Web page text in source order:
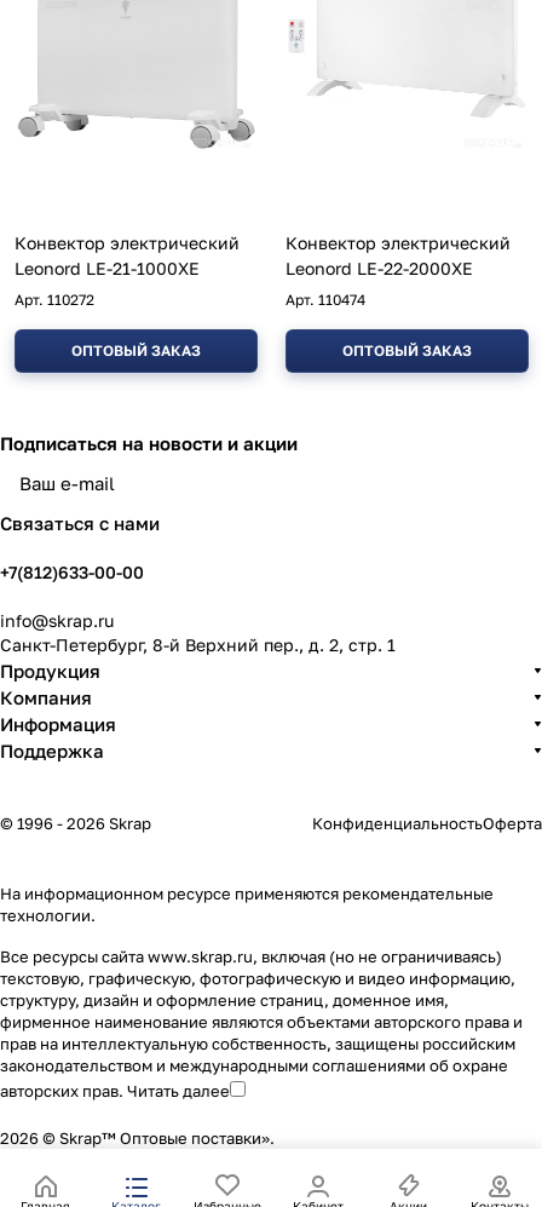
Конвектор электрический
Leonord LE-21-1000XE
Арт. 110272
ОПТОВЫЙ ЗАКАЗ
Конвектор электрический
Leonord LE-22-2000XE
Арт. 110474
ОПТОВЫЙ ЗАКАЗ
Подписаться на новости и акции
Связаться с нами
+7(812)633-00-00
info@skrap.ru
Санкт-Петербург, 8-й Верхний пер., д. 2, стр. 1
Продукция
Компания
Информация
Поддержка
© 1996 - 2026 Skrap КонфиденциальностьОферта
На информационном ресурсе применяются рекомендательные
технологии.
Все ресурсы сайта www.skrap.ru, включая (но не ограничиваясь)
текстовую, графическую, фотографическую и видео информацию,
структуру, дизайн и оформление страниц, доменное имя,
фирменное наименование являются объектами авторского права и
прав на интеллектуальную собственность, защищены российским
законодательством и международными соглашениями об охране
авторских прав. Читать далее
2026 © Skrap™ Оптовые поставки».